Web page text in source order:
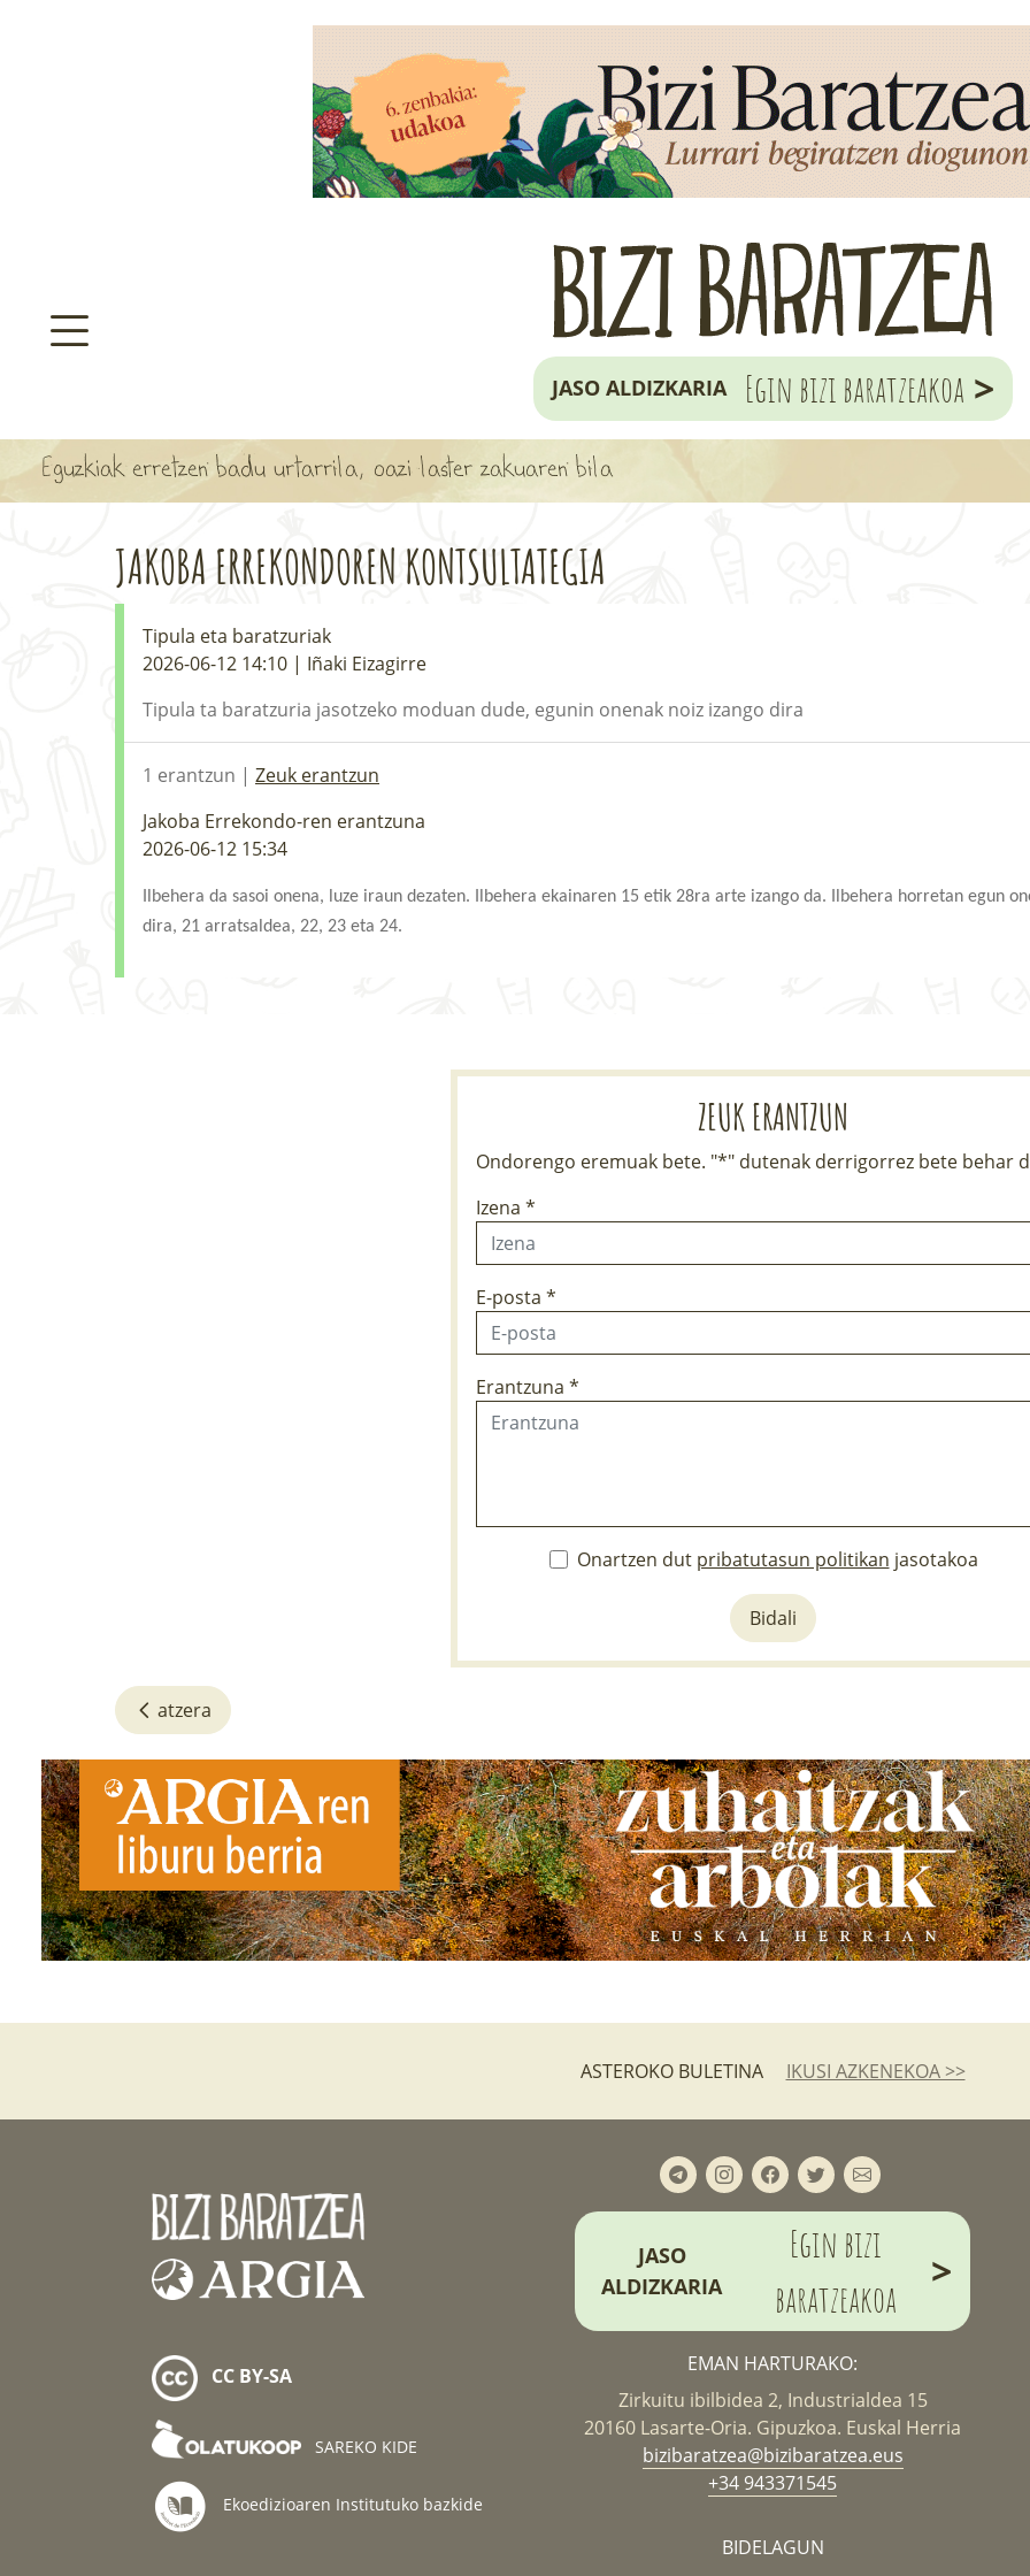
ARBOLA APARTEN MAPA
JASO ALDIZKARIA Egin bizi baratzeakoa >
Eguzkiak erretzen badu urtarrila, oazi laster zakuaren bila
JAKOBA ERREKONDOREN KONTSULTATEGIA
Tipula eta baratzuriak
2026-06-12 14:10 | Iñaki Eizagirre
Tipula ta baratzuria jasotzeko moduan dude, egunin onenak noiz izango dira
1 erantzun | Zeuk erantzun
Jakoba Errekondo-ren erantzuna
2026-06-12 15:34
Ilbehera da sasoi onena, luze iraun dezaten. Ilbehera ekainaren 15 etik 28ra arte izango da. Ilbehera horretan egun
dira, 21 arratsaldea, 22, 23 eta 24.
ZEUK ERANTZUN
Ondorengo eremuak bete. "*" dutenak derrigorrez bete behar
Izena *
E-posta *
Erantzuna *
Onartzen dut pribatutasun politikan jasotakoa
Bidali
atzera
ASTEROKO BULETINA IKUSI AZKENEKOA >>
CC BY-SA
SAREKO KIDE
Ekoedizioaren Institutuko bazkide
JASO
ALDIZKARIA
Egin bizi
baratzeakoa
>
EMAN HARTURAKO:
Zirkuitu ibilbidea 2, Industrialdea 15
20160 Lasarte-Oria. Gipuzkoa. Euskal Herria
bizibaratzea@bizibaratzea.eus
+34 943371545
BIDELAGUN